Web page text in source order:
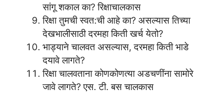
सांगू शकाल का? रिक्षाचालकास
रिक्षा तुमची स्वत:ची आहे का? असल्यास तिच्या
देखभालीसाठी दरमहा किती खर्च येतो?
भाड्याने चालवत असल्यास, दरमहा किती भाडे
दयावे लागते?
रिक्षा चालवताना कोणकोणत्या अडचणींना सामोरे
जावे लागते? एस. टी. बस चालकास